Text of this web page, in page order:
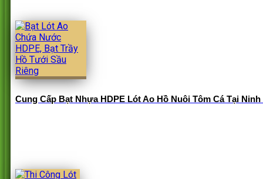
Cung Cấp Bạt Nhựa HDPE Lót Ao Hồ Nuôi Tôm Cá Tại